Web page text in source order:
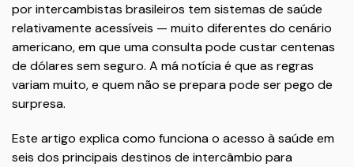
por intercambistas brasileiros tem sistemas de saúde
relativamente acessíveis — muito diferentes do cenário
americano, em que uma consulta pode custar centenas
de dólares sem seguro. A má notícia é que as regras
variam muito, e quem não se prepara pode ser pego de
surpresa.
Este artigo explica como funciona o acesso à saúde em
seis dos principais destinos de intercâmbio para